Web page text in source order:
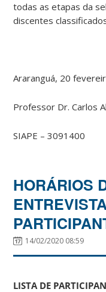
todas as etapas da
discentes
Araranguá, 20
Professor Dr. Carlos
SIAPE – 3091400
HORÁRIOS
14/02/2020 08:59
LISTA DE